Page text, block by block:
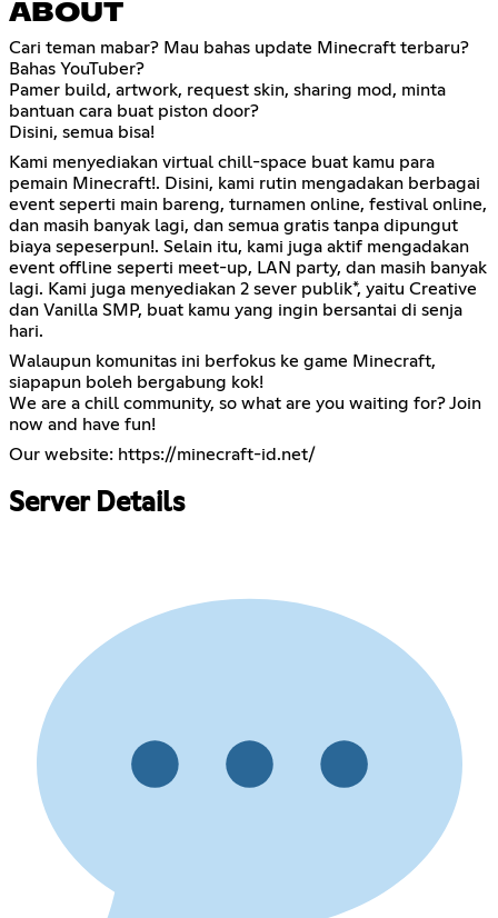
ABOUT
Cari teman mabar? Mau bahas update Minecraft terbaru?
Bahas YouTuber?
Pamer build, artwork, request skin, sharing mod, minta
bantuan cara buat piston door?
Disini, semua bisa!
Kami menyediakan virtual chill-space buat kamu para
pemain Minecraft!. Disini, kami rutin mengadakan berbagai
event seperti main bareng, turnamen online, festival online,
dan masih banyak lagi, dan semua gratis tanpa dipungut
biaya sepeserpun!. Selain itu, kami juga aktif mengadakan
event offline seperti meet-up, LAN party, dan masih banyak
lagi. Kami juga menyediakan 2 sever publik*, yaitu Creative
dan Vanilla SMP, buat kamu yang ingin bersantai di senja
hari.
Walaupun komunitas ini berfokus ke game Minecraft,
siapapun boleh bergabung kok!
We are a chill community, so what are you waiting for? Join
now and have fun!
Our website: https://minecraft-id.net/
Server Details